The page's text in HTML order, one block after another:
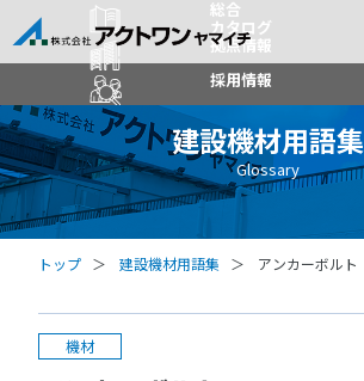
総合
カタログ
拠点情報
採用情報
建設機材用語集
Glossary
トップ 建設機材用語集 アンカーボルト
機材